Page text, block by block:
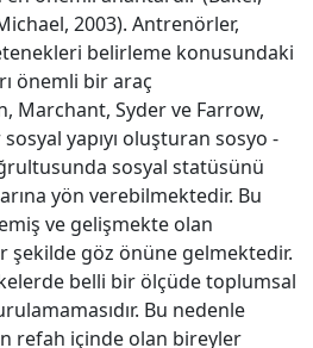
2003). Antrenörler,
belirleme konusundaki
önemli bir araç
Marchant, Syder ve Farrow,
yapıyı oluşturan sosyo -
sosyal statüsünü
yön verebilmektedir. Bu
ve gelişmekte olan
şekilde göz önüne gelmektedir.
belli bir ölçüde toplumsal
Bu nedenle
refah içinde olan bireyler